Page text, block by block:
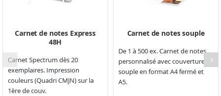
Carnet de notes Express
48H
Carnet Spectrum dès 20
exemplaires. Impression
couleurs (Quadri CMJN) sur la
1ère de couv.
Carnet de notes souple
De 1 à 500 ex. Carnet de notes
personnalisé avec couverture
souple en format A4 fermé et
A5.